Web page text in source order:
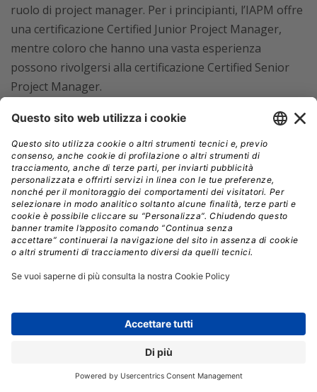
ruolo di project manager. Per i principianti, l’IAPM offre
una certificazione Certified Junior Project Manager,
mentre coloro che hanno una vasta esperienza
possono rivolgersi alla certificazione Certified Senior
Project Manager.
Prezzo: Dipende dalla nazionalità del candidato, in
quanto il prezzo si basa sul PIL del paese d’origine;
negli Stati Uniti, il costo dell’esame è di 514 dollari
Requisiti:Nessuno, ma IAPM offre seminari
attraverso partner di formazione globali o materiali
consigliati per l’autoapprendimento. I candidati
possono anche fare un auto-test per valutare le
proprie conoscenze
La certificazione CompTIA Project+
level per i professionisti IT incaricati di gestire progetti
più piccoli e meno complessi nell’ambito delle loro
mansioni lavorative.I candidati a questa